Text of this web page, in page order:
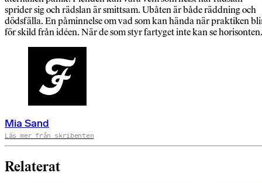
sprider sig och rädslan är smittsam. Ubåten är både räddning och
dödsfälla. En påminnelse om vad som kan hända när praktiken
för skild från idéen. När de som styr fartyget inte kan se horisonten.
Mia Sand
Läs mer från skribenten
Relaterat